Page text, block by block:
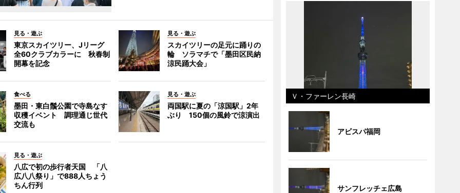
見る・遊ぶ
東京スカイツリー、Jリーグ
全60クラブカラーに 秋春制
開幕を記念
見る・遊ぶ
スカイツリーの足元に踊りの
輪 ソラマチで「墨田区民納
涼民踊大会」
食べる
墨田・東白鬚公園で寺島なす
収穫イベント 調理通じ世代
交流も
見る・遊ぶ
両国駅に夏の「涼国駅」2年
ぶり 150個の風鈴で涼演出
見る・遊ぶ
八広で初の歩行者天国 「八
広八八祭り」で888人ちょう
ちん行列
Ｖ・ファーレン長崎
アビスパ福岡
サンフレッチェ広島